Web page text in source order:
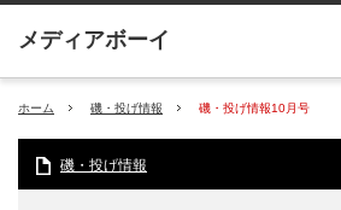
ホーム 磯・投げ情報 磯・投げ情報10月号
磯・投げ情報